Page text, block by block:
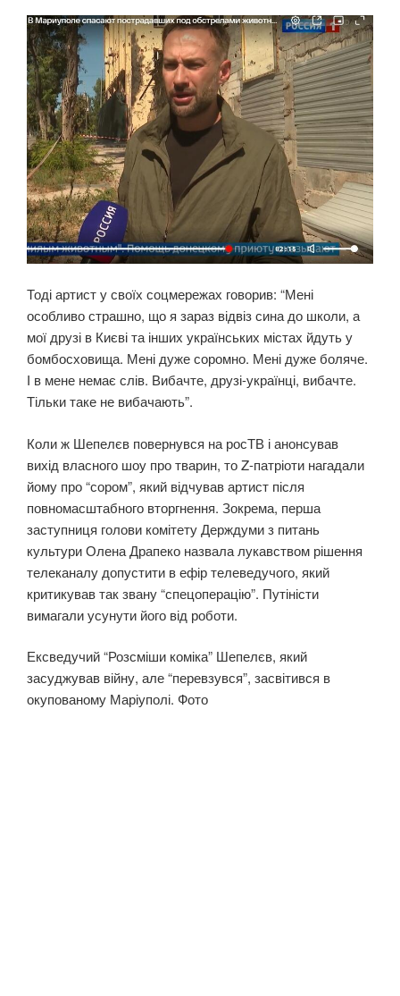
Тоді артист у своїх соцмережах говорив: “Мені
особливо страшно, що я зараз відвіз сина до школи, а
мої друзі в Києві та інших українських містах йдуть у
бомбосховища. Мені дуже соромно. Мені дуже боляче.
І в мене немає слів. Вибачте, друзі-українці, вибачте.
Тільки таке не вибачають”.
Коли ж Шепелєв повернувся на росТВ і анонсував
вихід власного шоу про тварин, то Z-патріоти нагадали
йому про “сором”, який відчував артист після
повномасштабного вторгнення. Зокрема, перша
заступниця голови комітету Держдуми з питань
культури Олена Драпеко назвала лукавством рішення
телеканалу допустити в ефір телеведучого, який
критикував так звану “спецоперацію”. Путіністи
вимагали усунути його від роботи.
Ексведучий “Розсміши коміка” Шепелєв, який
засуджував війну, але “перевзувся”, засвітився в
окупованому Маріуполі. Фото